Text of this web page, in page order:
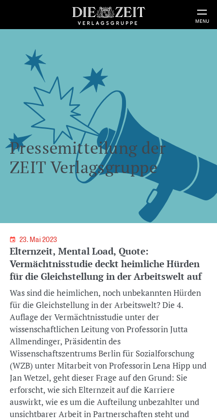
MENU
Pressemitteilung der
ZEIT Verlagsgruppe
23. Mai 2023
Elternzeit, Mental Load, Quote:
Vermächtnisstudie deckt heimliche Hürden
für die Gleichstellung in der Arbeitswelt auf
Was sind die heimlichen, noch unbekannten Hürden
für die Gleichstellung in der Arbeitswelt? Die 4.
Auflage der Vermächtnisstudie unter der
wissenschaftlichen Leitung von Professorin Jutta
Allmendinger, Präsidentin des
Wissenschaftszentrums Berlin für Sozialforschung
(WZB) unter Mitarbeit von Professorin Lena Hipp und
Jan Wetzel, geht dieser Frage auf den Grund: Sie
erforscht, wie sich Elternzeit auf die Karriere
auswirkt, wie es um die Aufteilung unbezahlter und
unsichtbarer Arbeit in Partnerschaften steht und